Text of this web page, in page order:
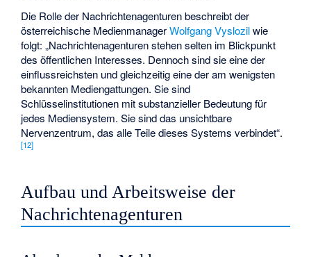
Die Rolle der Nachrichtenagenturen beschreibt der
österreichische MedienmanagerWolfgang Vyslozilwie
folgt: „Nachrichtenagenturen stehen selten im Blickpunkt
des öffentlichen Interesses. Dennoch sind sie eine der
einflussreichsten und gleichzeitig eine der am wenigsten
bekannten Mediengattungen. Sie sind
Schlüsselinstitutionen mit substanzieller Bedeutung für
jedes Mediensystem. Sie sind das unsichtbare
Nervenzentrum, das alle Teile dieses Systems verbindet“.
[12]
Aufbau und Arbeitsweise der
Nachrichtenagenturen